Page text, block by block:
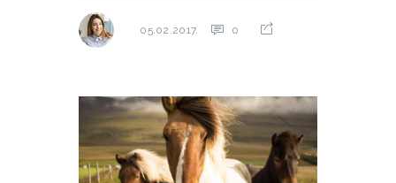
05.02.2017. 0